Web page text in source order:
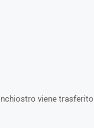
viene